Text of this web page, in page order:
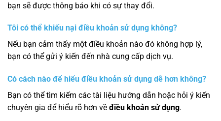
bạn sẽ được thông báo khi có sự thay đổi.
Tôi có thể khiếu nại điều khoản sử dụng không?
Nếu bạn cảm thấy một điều khoản nào đó không hợp lý,
bạn có thể gửi ý kiến đến nhà cung cấp dịch vụ.
Có cách nào để hiểu điều khoản sử dụng dễ hơn không?
Bạn có thể tìm kiếm các tài liệu hướng dẫn hoặc hỏi ý kiến
chuyên gia để hiểu rõ hơn về điều khoản sử dụng.